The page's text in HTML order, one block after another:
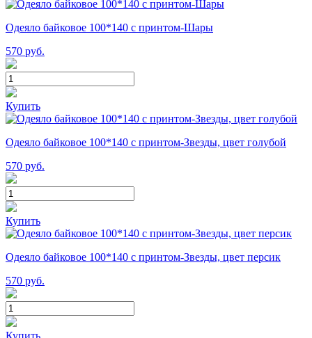
Одеяло байковое 100*140 с принтом-Шары
570 руб.
Купить
Одеяло байковое 100*140 с принтом-Звезды, цвет голубой
570 руб.
Купить
Одеяло байковое 100*140 с принтом-Звезды, цвет персик
570 руб.
Купить